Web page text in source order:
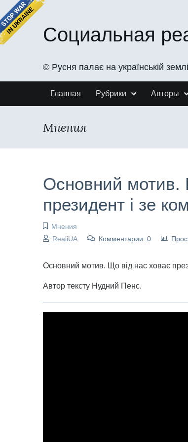
Социальная
©️ Русня палає на українській
Главная Рубрики Авторы
Мнения
Основний мотив.
президент і зе
Мнения
RealiUA
Комментарии: 0
Основний мотив. Що від нас ховає
Автор тексту Нудний Пенс.